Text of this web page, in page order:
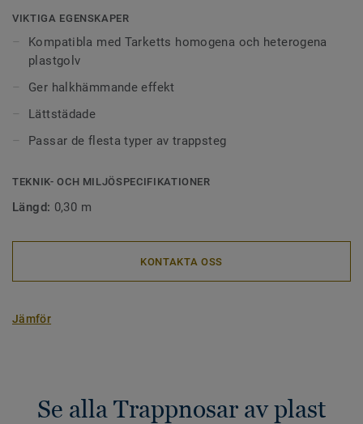
Trappnosarna finns också med skarp vinkel, då med 2R i
även trappnosar i aluminium för områden med högre trafik.
VIKTIGA EGENSKAPER
Kompatibla med Tarketts homogena och heterogena
plastgolv
Ger halkhämmande effekt
Lättstädade
Passar de flesta typer av trappsteg
TEKNIK- OCH MILJÖSPECIFIKATIONER
Längd: 0,30 m
KONTAKTA OSS
Jämför
Se alla Trappnosar av plast